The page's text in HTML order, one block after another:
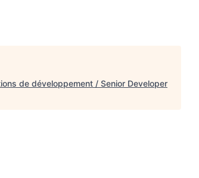
de développement / Senior Developer